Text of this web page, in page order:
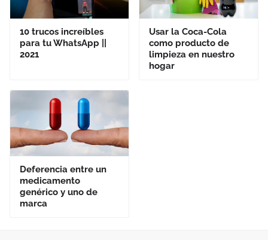
10 trucos increíbles
para tu WhatsApp ||
2021
Usar la Coca-Cola
como producto de
limpieza en nuestro
hogar
Deferencia entre un
medicamento
genérico y uno de
marca